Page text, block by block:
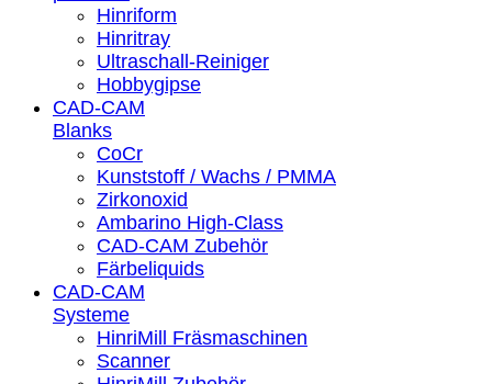
Hinriform
Hinritray
Ultraschall-Reiniger
Hobbygipse
CAD-CAM
Blanks
CoCr
Kunststoff / Wachs / PMMA
Zirkonoxid
Ambarino High-Class
CAD-CAM Zubehör
Färbeliquids
CAD-CAM
Systeme
HinriMill Fräsmaschinen
Scanner